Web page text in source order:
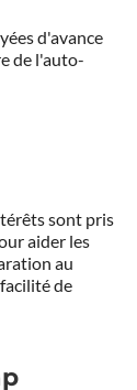
d'avance
de l'auto-
sont pris
aider les
au
de